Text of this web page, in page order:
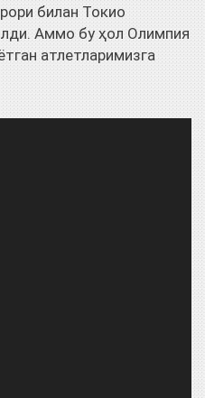
билан Токио
Аммо бу ҳол Олимпия
атлетларимизга